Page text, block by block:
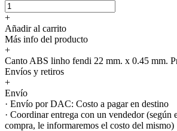
+
Añadir al carrito
Más info del producto
+
Canto ABS linho fendi 22 mm. x 0.45 mm.
Envíos y retiros
+
Envío
· Envío por DAC: Costo a pagar en destino
· Coordinar entrega con un vendedor (según
compra, le informaremos el costo del mismo)